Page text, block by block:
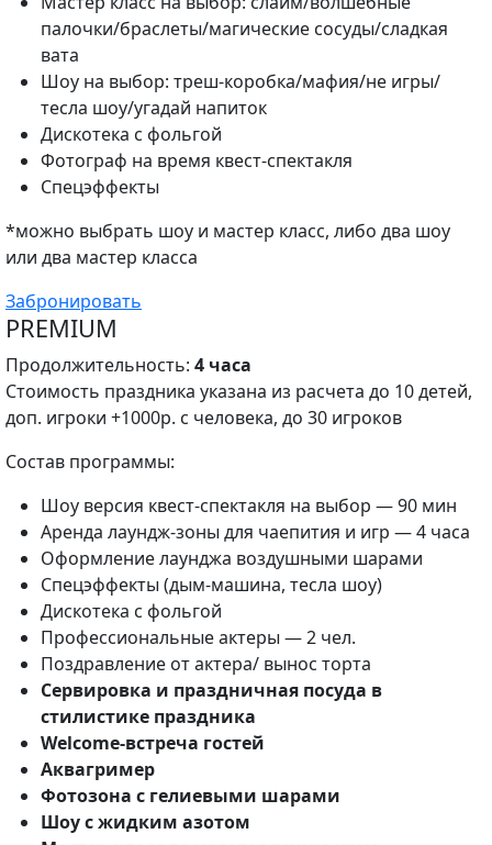
палочки/браслеты/магические сосуды/сладкая
вата
Шоу на выбор: треш-коробка/мафия/не игры/
тесла шоу/угадай напиток
Дискотека с фольгой
Фотограф на время квест-спектакля
Спецэффекты
*можно выбрать шоу и мастер класс, либо два шоу
или два мастер класса
Забронировать
PREMIUM
Продолжительность: 4 часа
Стоимость праздника указана из расчета до 10 детей,
доп. игроки +1000р. с человека, до 30 игроков
Состав программы:
Шоу версия квест-спектакля на выбор — 90 мин
Аренда лаундж-зоны для чаепития и игр — 4 часа
Оформление лаунджа воздушными шарами
Спецэффекты (дым-машина, тесла шоу)
Дискотека с фольгой
Профессиональные актеры — 2 чел.
Поздравление от актера/ вынос торта
Сервировка и праздничная посуда в
стилистике праздника
Welcome-встреча гостей
Аквагример
Фотозона с гелиевыми шарами
Шоу с жидким азотом